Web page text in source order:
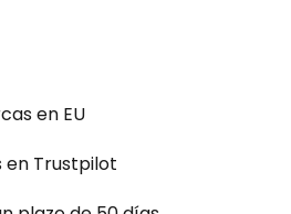
en EU
en Trustpilot